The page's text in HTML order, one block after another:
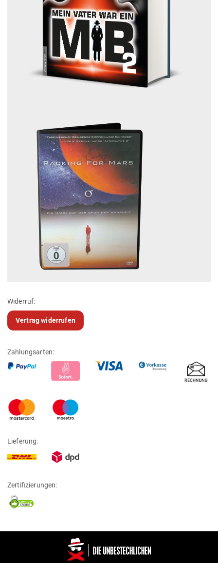
Widerruf:
Vertrag widerrufen
Zahlungsarten:
Lieferung:
Zertifizierungen: